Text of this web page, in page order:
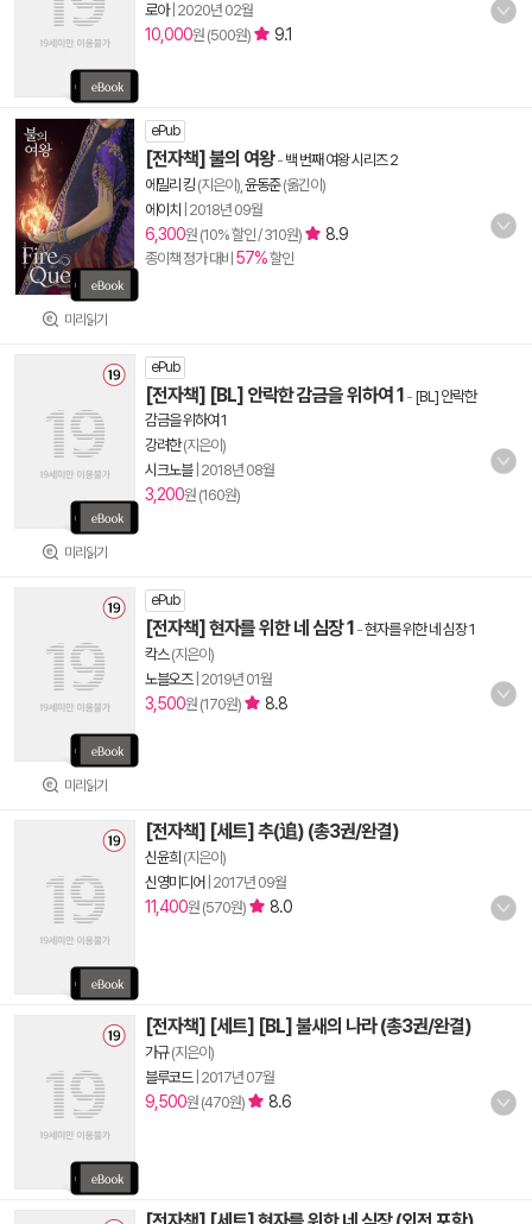
로아| 2020년 02월
10,000원 (500원) 9.1
미리읽기
ePub
[전자책] 불의 여왕- 백 번째 여왕 시리즈 2
에밀리 킹 (지은이), 윤동준(옮긴이)
에이치
2018년 09월
6,300원 (10% 할인 / 310원) 8.9
종이책 정가 대비 57%할인
미리읽기
ePub
[전자책] [BL] 안락한 감금을 위하여 1 - [BL] 안락한
감금을 위하여 1
강려한(지은이)
시크노블| 2018년 08월
3,200원 (160원)
미리읽기
ePub
[전자책] 현자를 위한 네 심장 1 -현자를 위한 네 심장 1
칵스(지은이)
노블오즈| 2019년 01월
3,500원 (170원) 8.8
[전자책] [세트] 추(追) (총3권/완결)
신윤희 (지은이)
신영미디어 2017년 09월
11,400원 (570원) 8.0
[전자책] [세트] [BL] 불새의 나라 (총3권/완결)
가규(지은이)
블루코드| 2017년 07월
9,500원 (470원) 8.6